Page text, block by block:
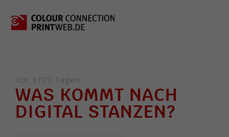
Vor 5732 Tagen
WAS KOMMT NACH
DIGITAL STANZEN?